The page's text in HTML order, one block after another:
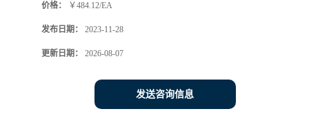
价格： ￥484.12/EA
发布日期： 2023-11-28
更新日期： 2026-08-07
发送咨询信息